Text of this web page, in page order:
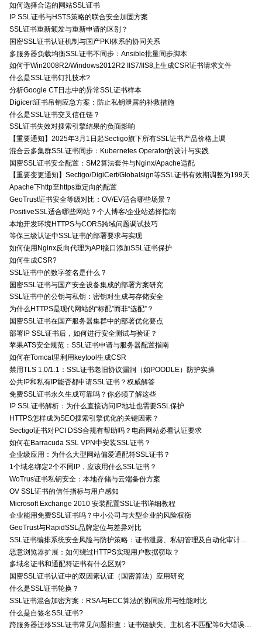
如何选择合适的网站SSL证书
IP SSL证书与HSTS策略的联合安全加固方案
SSL证书重新颁发与重新申请的区别？
国密SSL证书认证机制与国产PKI体系的协同关系
多服务器负载均衡SSL证书不同步：Ansible批量同步脚本
如何于Win2008R2/Windows2012R2 IIS7/IIS8上生成CSR证书请求文件
什么是SSL证书钉扎技术?
分析Google CT日志中的异常SSL证书样本
Digicert证书吊销应急方案：防止私钥泄露的补救措施
什么是SSL证书交叉信任链？
SSL证书失效对搜索引擎结果的负面影响
【重要通知】2025年3月1日起Sectigo旗下所有SSL证书产品价格上调
混合云多集群SSL证书同步：Kubernetes Operator的设计与实践
国密SSL证书安全配置：SM2算法套件与Nginx/Apache适配
【重要变更通知】Sectigo/DigiCert/Globalsign等SSL证书有效期调整为199天
Apache下http至https重定向的配置
GeoTrust证书安全等级对比：OV/EV适合哪些场景？
PositiveSSL适合哪些网站？个人博客/企业站选择指南
本地开发环境HTTPS与CORS跨域问题调试技巧
等保三级认证中SSL证书的部署要求与实现
如何使用Nginx反向代理为API接口添加SSL证书保护
如何生成CSR?
SSL证书中的数字签名是什么？
国密SSL证书与国产安全设备集成的部署方案研究
SSL证书中的公钥与私钥：密钥对生成与存储安全
为什么HTTPS是现代网站的“标配”而非“选配”？
国密SSL证书在国产服务器集群中的部署优化要点
部署IP SSL证书后，如何进行安全测试与验证？
苹果ATS安全规范：SSL证书申请与服务器配置指南
如何在Tomcat里利用keytool生成CSR
禁用TLS 1.0/1.1：SSL证书老旧协议漏洞（如POODLE）防护实操
公共IP和私有IP能否都申请SSL证书？权威解答
免费SSL证书永久生成可靠吗？你必须了解这些
IP SSL证书解析：为什么直接访问IP地址也需要SSL保护
HTTPS怎样成为SEO搜索引擎优化的关键因素？
Sectigo证书对PCI DSS合规有帮助吗？电商网站必看认证要求
如何在Barracuda SSL VPN中安装SSL证书？
企业级应用：为什么大型网站偏爱通配符SSL证书？
1个域名绑定2个不同IP，应该用什么SSL证书？
WoTrus证书私钥安全：本地存储与云端备份方案
OV SSL证书的信任指标与用户感知
Microsoft Exchange 2010 安装配置SSL证书详细教程
企业能用免费SSL证书吗？中小公司与大型企业的风险权衡
GeoTrust与RapidSSL品牌定位与差异对比
SSL证书编排系统安全风险与防护策略：证书泄露、私钥管理及自动化审计技术要点
恶意浏览器扩展：如何绕过HTTPS实现用户数据窃取？
多域名证书和通配符证书有什么区别?
国密SSL证书认证中的双因素认证（国密算法）应用研究
什么是SSL证书轮换？
SSL证书混合加密方案：RSA与ECC算法的协同应用与性能对比
什么是自签名SSL证书?
跨服务器迁移SSL证书常见问题排查：证书链缺失、主机名不匹配等6大错误解决方案